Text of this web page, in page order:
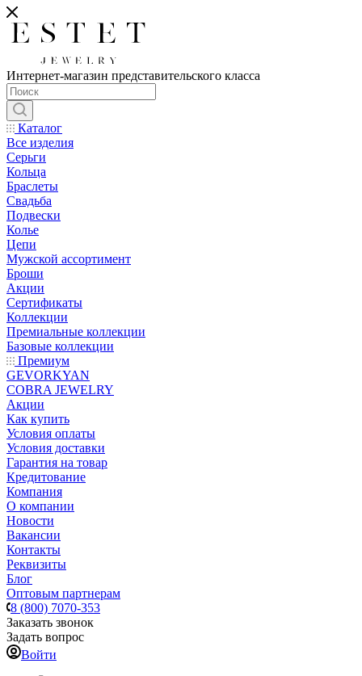
Интернет-магазин представительского класса
Каталог
Все изделия
Серьги
Кольца
Браслеты
Свадьба
Подвески
Колье
Цепи
Мужской ассортимент
Броши
Акции
Сертификаты
Коллекции
Премиальные коллекции
Базовые коллекции
Премиум
GEVORKYAN
COBRA JEWELRY
Акции
Как купить
Условия оплаты
Условия доставки
Гарантия на товар
Кредитование
Компания
О компании
Новости
Вакансии
Контакты
Реквизиты
Блог
Оптовым партнерам
8 (800) 7070-353
Заказать звонок
Задать вопрос
Войти